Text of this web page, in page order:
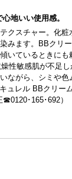
地いい使用感。
クスチャー。化粧
みます。BBクリ
いているときにも
性敏感肌が不足
ながら、シミや色
ュレル BBクリー
･165･692）